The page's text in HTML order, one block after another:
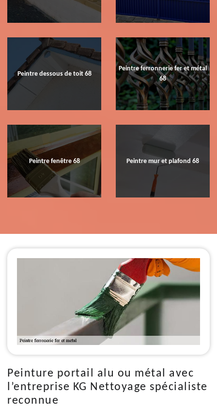
Peintre dessous de toit 68
Peintre ferronnerie fer et métal
68
Peintre fenêtre 68 Peintre mur et plafond 68
Peinture portail alu ou métal avec
l’entreprise KG Nettoyage spécialiste
reconnue